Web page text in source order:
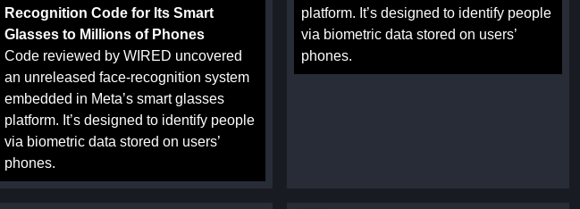
Recognition Code for Its Smart
Glasses to Millions of Phones
Code reviewed by WIRED uncovered
an unreleased face-recognition system
embedded in Meta’s smart glasses
platform. It’s designed to identify people
via biometric data stored on users’
phones.
platform. It’s designed to identify people
via biometric data stored on users’
phones.